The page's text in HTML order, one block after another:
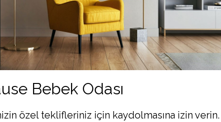
Bebek Odası
özel teklifleriniz için kaydolmasına izin verin.